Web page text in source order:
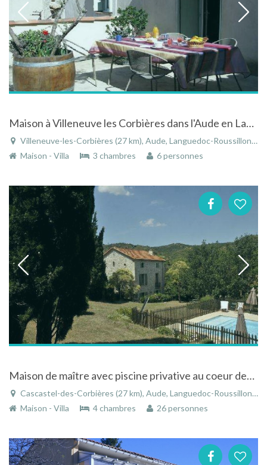
Maison à Villeneuve les Corbières dans l'Aude en Languedoc-Roussillon avec vue sur les montagnes
Villeneuve-les-Corbières (27 km), Aude, Languedoc-Roussillon, Occitanie, France
Maison - Villa
3 chambres 6 personnes
Maison de maître avec piscine privative au coeur des Corbières et à 25 km de la Méditerranée
Cascastel-des-Corbières (27 km), Aude, Languedoc-Roussillon, Occitanie, France
Maison - Villa
4 chambres 26 personnes